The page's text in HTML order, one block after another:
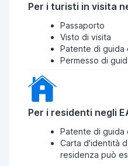
Per i turisti in visita
Passaporto
Visto di visita
Patente di guida
Permesso di
Per i residenti negli
Patente di guida
Carta d'identità
residenza può